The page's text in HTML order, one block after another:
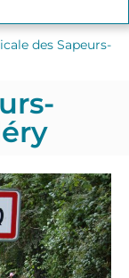
des Sapeurs-